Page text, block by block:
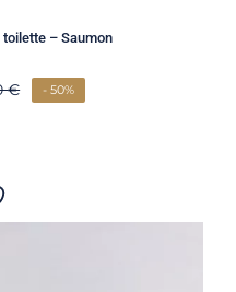
– Saumon
€ - 50%